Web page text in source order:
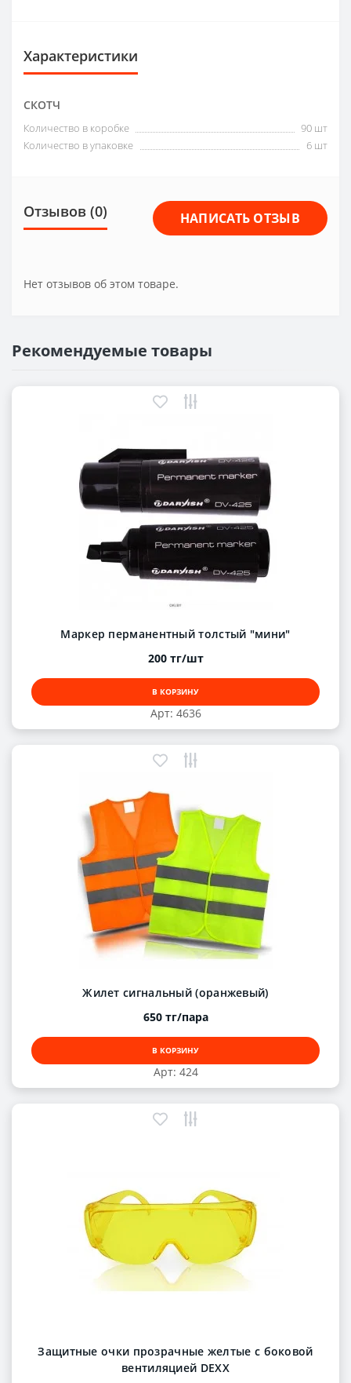
Характеристики
СКОТЧ
Количество в коробке
90 шт
Количество в упаковке
6 шт
Отзывов (0) НАПИСАТЬ ОТЗЫВ
Нет отзывов об этом товаре.
Рекомендуемые товары
Арт: 4636
Маркер перманентный толстый "мини"
200 тг/шт
В КОРЗИНУ
Арт: 424
Жилет сигнальный (оранжевый)
650 тг/пара
В КОРЗИНУ
Защитные очки прозрачные желтые с боковой
вентиляцией DEXX